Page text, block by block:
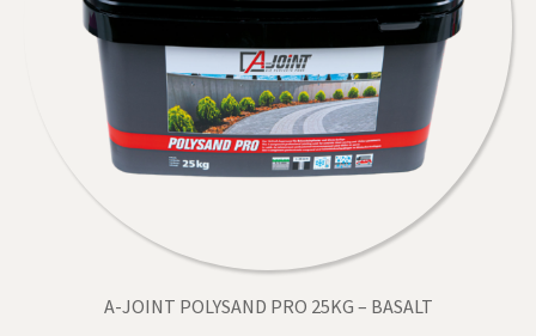
A-JOINT POLYSAND PRO 25KG – BASALT